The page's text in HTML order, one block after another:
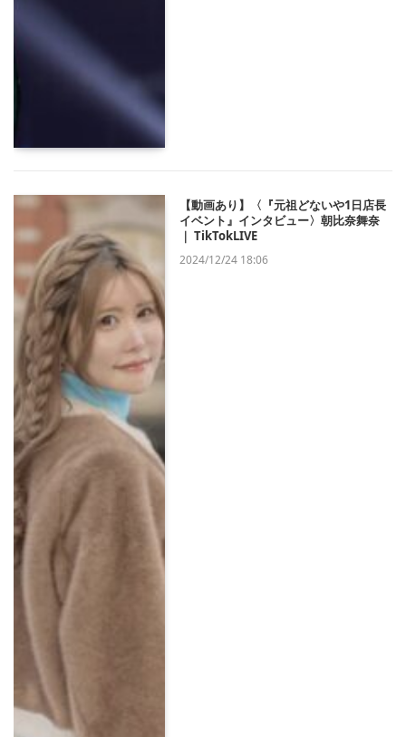
【動画あり】〈『元祖どないや1日店長
イベント』インタビュー〉朝比奈舞奈
｜ TikTokLIVE
2024/12/24 18:06